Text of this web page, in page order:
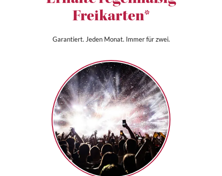
Freikarten*
Garantiert. Jeden Monat. Immer für zwei.